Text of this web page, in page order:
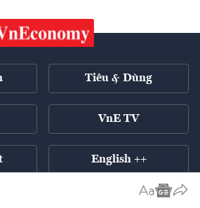
Tiêu & Dùng
VnE TV
English ++